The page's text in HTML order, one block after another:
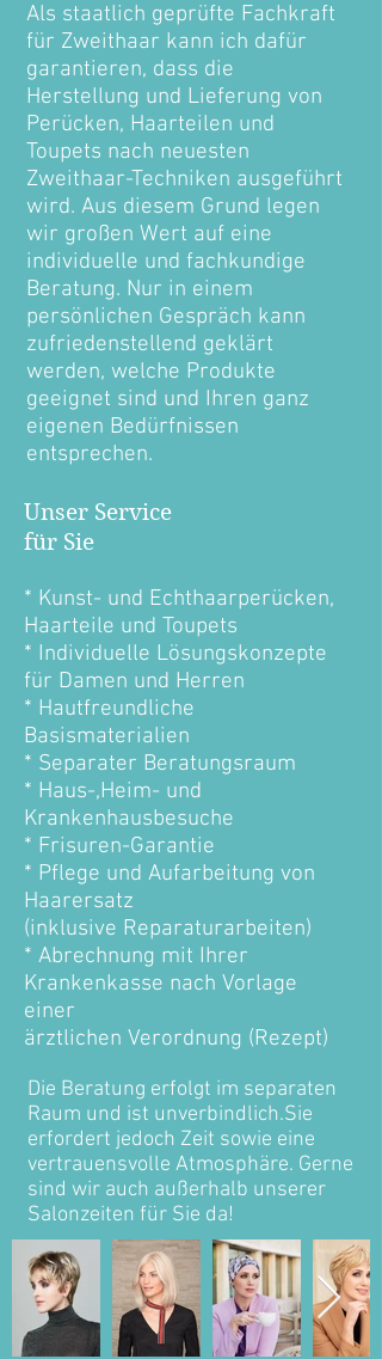
Als staatlich geprüfte Fachkraft
für Zweithaar kann ich dafür
garantieren, dass die
Herstellung und Lieferung von
Perücken, Haarteilen und
Toupets nach neuesten
Zweithaar-Techniken ausgeführt
wird. Aus diesem Grund legen
wir großen Wert auf eine
individuelle und fachkundige
Beratung. Nur in einem
persönlichen Gespräch kann
zufriedenstellend geklärt
werden, welche Produkte
geeignet sind und Ihren ganz
eigenen Bedürfnissen
entsprechen.
Unser Service
für Sie
* Kunst- und Echthaarperücken,
Haarteile und Toupets
* Individuelle Lösungskonzepte
für Damen und Herren
* Hautfreundliche
Basismaterialien
* Separater Beratungsraum
* Haus-,Heim- und
Krankenhausbesuche
* Frisuren-Garantie
* Pflege und Aufarbeitung von
Haarersatz
(inklusive Reparaturarbeiten)
* Abrechnung mit Ihrer
Krankenkasse nach Vorlage
einer
ärztlichen Verordnung (Rezept)
Die Beratung erfolgt im separaten
Raum und ist unverbindlich.Sie
erfordert jedoch Zeit sowie eine
vertrauensvolle Atmosphäre. Gerne
sind wir auch außerhalb unserer
Salonzeiten für Sie da!